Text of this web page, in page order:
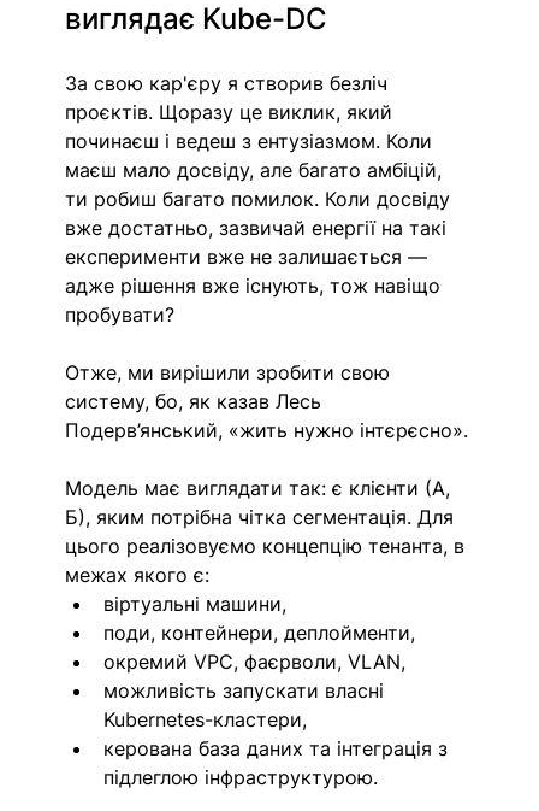
виглядає Kube-DC
За свою кар'єру я створив безліч
проєктів. Щоразу це виклик, який
починаєш і ведеш з ентузіазмом. Коли
маєш мало досвіду, але багато амбіцій,
ти робиш багато помилок. Коли досвіду
вже достатньо, зазвичай енергії на такі
експерименти вже не залишається —
адже рішення вже існують, тож навіщо
пробувати?
Отже, ми вирішили зробити свою
систему, бо, як казав Лесь
Подерв’янський, «жить нужно інтєрєсно».
Модель має виглядати так: є клієнти (А,
Б), яким потрібна чітка сегментація. Для
цього реалізовуємо концепцію тенанта, в
межах якого є:
віртуальні машини,
поди, контейнери, деплойменти,
окремий VPC, фаєрволи, VLAN,
можливість запускати власні
Kubernetes-кластери,
керована база даних та інтеграція з
підлеглою інфраструктурою.